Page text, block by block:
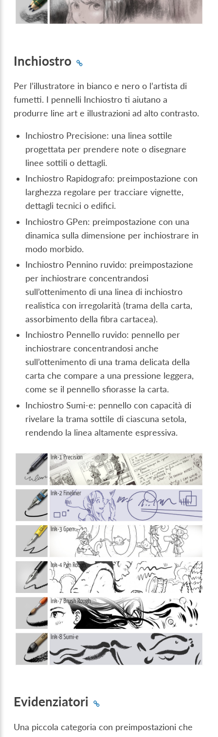
Inchiostro
Per l’illustratore in bianco e nero o l’artista di
fumetti. I pennelli Inchiostro ti aiutano a
produrre line art e illustrazioni ad alto contrasto.
Inchiostro Precisione: una linea sottile
progettata per prendere note o disegnare
linee sottili o dettagli.
Inchiostro Rapidografo: preimpostazione con
larghezza regolare per tracciare vignette,
dettagli tecnici o edifici.
Inchiostro GPen: preimpostazione con una
dinamica sulla dimensione per inchiostrare in
modo morbido.
Inchiostro Pennino ruvido: preimpostazione
per inchiostrare concentrandosi
sull’ottenimento di una linea di inchiostro
realistica con irregolarità (trama della carta,
assorbimento della fibra cartacea).
Inchiostro Pennello ruvido: pennello per
inchiostrare concentrandosi anche
sull’ottenimento di una trama delicata della
carta che compare a una pressione leggera,
come se il pennello sfiorasse la carta.
Inchiostro Sumi-e: pennello con capacità di
rivelare la trama sottile di ciascuna setola,
rendendo la linea altamente espressiva.
Evidenziatori
Una piccola categoria con preimpostazioni che